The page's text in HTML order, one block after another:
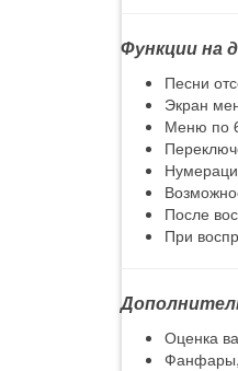
Функции на
Песни
Экран
Меню по
После
При
Оценка
Фанфары,